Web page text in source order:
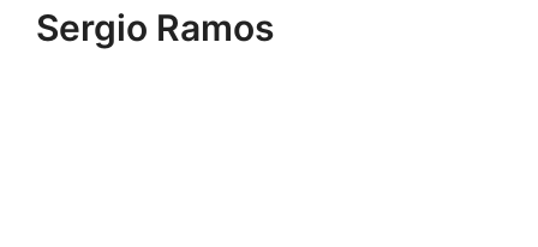
Sergio Ramos